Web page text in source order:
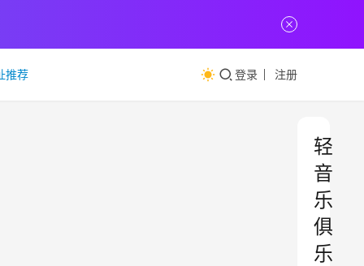
推荐 登录 注册
轻
音
乐
俱
乐